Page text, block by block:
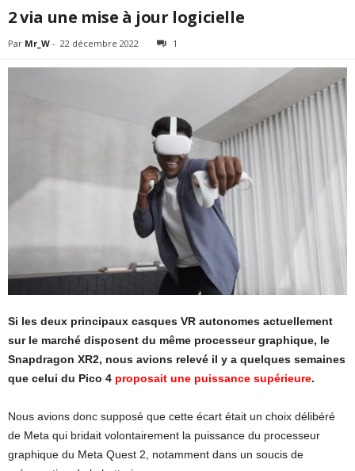
2 via une mise à jour logicielle
Par Mr_W - 22 décembre 2022 1
Si les deux principaux casques VR autonomes actuellement
sur le marché disposent du même processeur graphique, le
Snapdragon XR2, nous avions relevé il y a quelques semaines
que celui du Pico 4 proposait une puissance supérieure.
Nous avions donc supposé que cette écart était un choix délibéré
de Meta qui bridait volontairement la puissance du processeur
graphique du Meta Quest 2, notamment dans un soucis de